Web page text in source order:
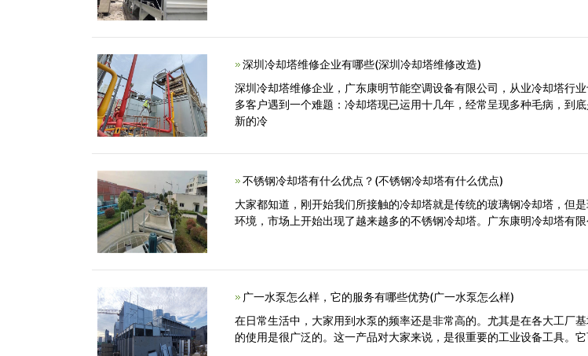
深圳冷却塔维修企业有哪些(深圳冷却塔维修改造)
深圳冷却塔维修企业，广东康明节能空调设备有限公司，从业冷却塔行
多客户遇到一个难题：冷却塔现已运用十几年，经常呈现多种毛病，到
新的冷
不锈钢冷却塔有什么优点？(不锈钢冷却塔有什么优点)
大家都知道，刚开始我们所接触的冷却塔就是传统的玻璃钢冷却塔，但
环境，市场上开始出现了越来越多的不锈钢冷却塔。广东康明冷却塔有
广一水泵怎么样，它的服务有哪些优势(广一水泵怎么样)
在日常生活中，大家用到水泵的频率还是非常高的。尤其是在各大工厂
的使用是很广泛的。这一产品对大家来说，是很重要的工业设备工具。